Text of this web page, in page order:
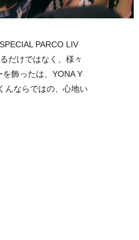
PARCO LIV
だけではなく、様々
飾ったは、YONA Y
んならではの、心地い